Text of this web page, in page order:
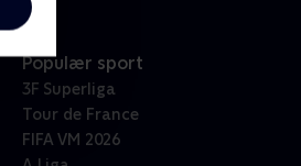
Populær sport
3F Superliga
Tour de France
FIFA VM 2026